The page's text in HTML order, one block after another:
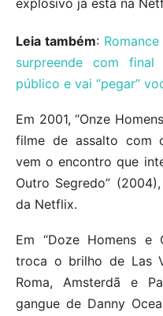
Leia também:
surpreende com
público e vai “pegar”
Em 2001, “Onze
filme de assalto com
vem o encontro que
Outro Segredo”
da Netflix.
Em “Doze Homens e
troca o brilho de Las
Roma, Amsterdã e
gangue de Danny